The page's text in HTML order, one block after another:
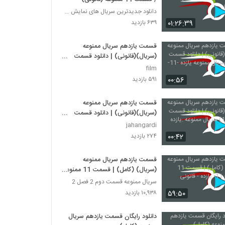
۰۱:۲۶:۳۹
دانلود جدیدترین سریال های نمایش خانگی
۶۳۹ بازدید
۰۰:۵۶
قسمت یازدهم سریال ممنوعه
(سریال)(قانونی) | دانلود قسمت
یازدهم سریال ممنوعه یازده -11-
film
۵۹۱ بازدید
۰۰:۴۲
قسمت یازدهم سریال ممنوعه
(سریال)(قانونی) | دانلود قسمت
یازده (11) سریال ممنوعه .یازده
jahangardi
۲۷۴ بازدید
۵۹:۵۰
قسمت یازدهم سریال ممنوعه
(سریال) (کامل) | قسمت 11 ممنوعه
- 11- یازده - قانونی
سریال ممنوعه قسمت دوم 2 فصل 2
۱۰,۹۳۸ بازدید
دانلود رایگان قسمت یازدهم سریال